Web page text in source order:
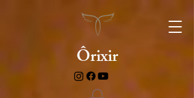
Ôrixir